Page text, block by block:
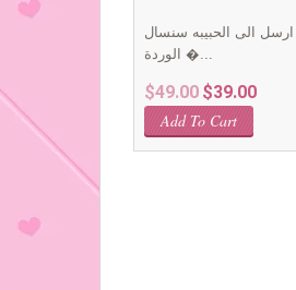
ارسل الى الحبيبه سنسال
الوردة �...
$49.00 Original
price
was:
$39.00Current
Add To Cart